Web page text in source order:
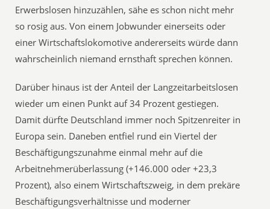
Erwerbslosen hinzuzählen, sähe es schon nicht mehr
so rosig aus. Von einem Jobwunder einerseits oder
einer Wirtschaftslokomotive andererseits würde dann
wahrscheinlich niemand ernsthaft sprechen können.
Darüber hinaus ist der Anteil der Langzeitarbeitslosen
wieder um einen Punkt auf 34 Prozent gestiegen.
Damit dürfte Deutschland immer noch Spitzenreiter in
Europa sein. Daneben entfiel rund ein Viertel der
Beschäftigungszunahme einmal mehr auf die
Arbeitnehmerüberlassung (+146.000 oder +23,3
Prozent), also einem Wirtschaftszweig, in dem prekäre
Beschäftigungsverhältnisse und moderner